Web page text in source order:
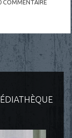
COMMENTAIRE